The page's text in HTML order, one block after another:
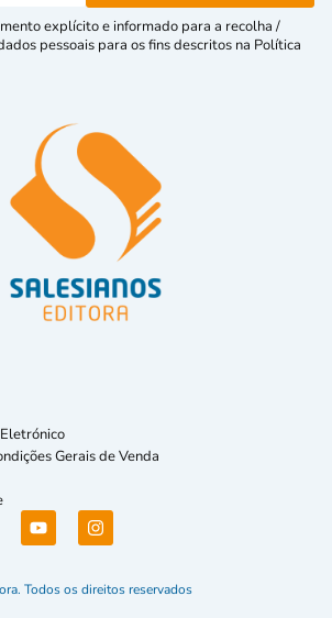
explícito e informado para a recolha /
pessoais para os fins descritos na Política
Gerais de Venda
Todos os direitos reservados